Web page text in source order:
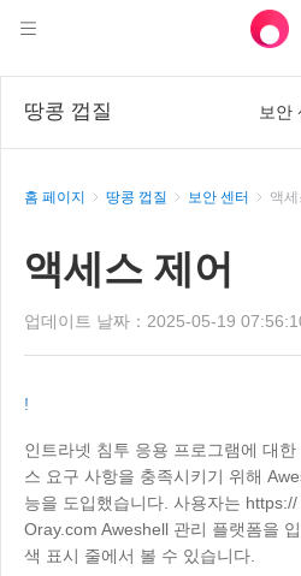
인텔리전트 네트워킹
애웰
NAT 트래버스 전문가
솔루션
IT 운영 및 지원
원격 작업
기술 지원
원격 데이터 액세스
산업 제조
다운로드
AweSun 개인 판
AweSeed 클라이언트
가격
AweSun 개인 계획
AweShell 사업 계획
자원
한국
한국어
연락처
땅콩 껍질 보안
홈 페이지 땅콩 껍질 보안 센터 액
액세스 제어
업데이트 날짜：2025-05-19
!
인트라넷 침투 응용 프로그램에 대
스 요구 사항을 충족시키기 위해
능을 도입했습니다. 사용자는
Oray.com Aweshell 관리 플랫폼을
색 표시 줄에서 볼 수 있습니다.